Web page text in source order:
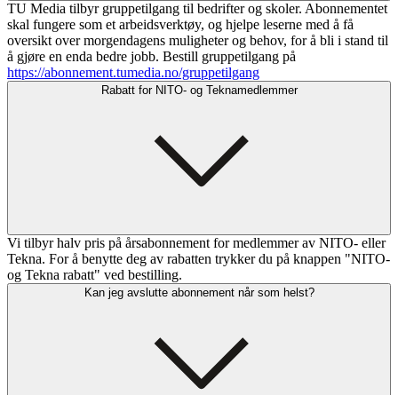
TU Media tilbyr gruppetilgang til bedrifter og skoler. Abonnementet
skal fungere som et arbeidsverktøy, og hjelpe leserne med å få
oversikt over morgendagens muligheter og behov, for å bli i stand til
å gjøre en enda bedre jobb. Bestill gruppetilgang på
https://abonnement.tumedia.no/gruppetilgang
Rabatt for NITO- og Teknamedlemmer
Vi tilbyr halv pris på årsabonnement for medlemmer av NITO- eller
Tekna. For å benytte deg av rabatten trykker du på knappen "NITO-
og Tekna rabatt" ved bestilling.
Kan jeg avslutte abonnement når som helst?